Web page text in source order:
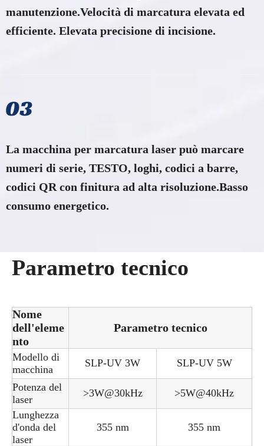
manutenzione.Velocità di marcatura elevata ed
efficiente. Elevata precisione di incisione.​​​​​​​
La macchina per marcatura laser può marcare
numeri di serie, TESTO, loghi, codici a barre,
codici QR con finitura ad alta risoluzione.Basso
consumo energetico.
Parametro tecnico
Nome
dell'eleme
nto
Parametro tecnico
Modello di
macchina
SLP-UV 3W SLP-UV 5W
Potenza del
laser
>3W@30kHz
>5W@40kHz
Lunghezza
d'onda del
laser
355 nm 355 nm